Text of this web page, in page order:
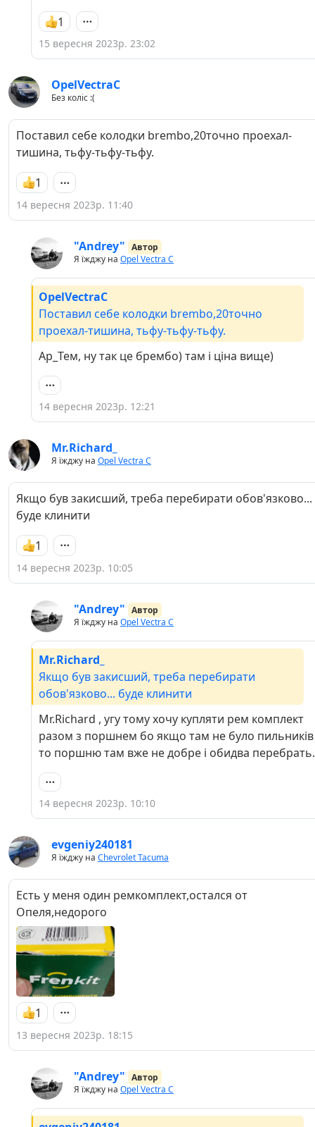
1
15 вересня 2023р. 23:02
OpelVectraC
Без коліс :(
Поставил себе колодки brembo,20точно проехал-
тишина, тьфу-тьфу-тьфу.
1
14 вересня 2023р. 11:40
"Andrey" Автор
Я їжджу на Opel Vectra C
OpelVectraC
Поставил себе колодки brembo,20точно
проехал-тишина, тьфу-тьфу-тьфу.
Ар_Тем, ну так це брембо) там і ціна вище)
14 вересня 2023р. 12:21
Mr.Richard_
Я їжджу на Opel Vectra C
Якщо був закисший, треба перебирати обов'язково...
буде клинити
1
14 вересня 2023р. 10:05
"Andrey" Автор
Я їжджу на Opel Vectra C
Mr.Richard_
Якщо був закисший, треба перебирати
обов'язково... буде клинити
Mr.Richard , угу тому хочу купляти рем комплект
разом з поршнем бо якщо там не було пильників
то поршню там вже не добре і обидва перебрать.
14 вересня 2023р. 10:10
evgeniy240181
Я їжджу на Chevrolet Tacuma
Есть у меня один ремкомплект,остался от
Опеля,недорого
1
13 вересня 2023р. 18:15
"Andrey" Автор
Я їжджу на Opel Vectra C